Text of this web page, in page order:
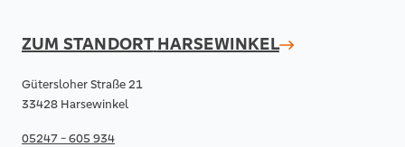
ZUM STANDORT HARSEWINKEL
Gütersloher Straße 21
33428 Harsewinkel
05247 - 605 934